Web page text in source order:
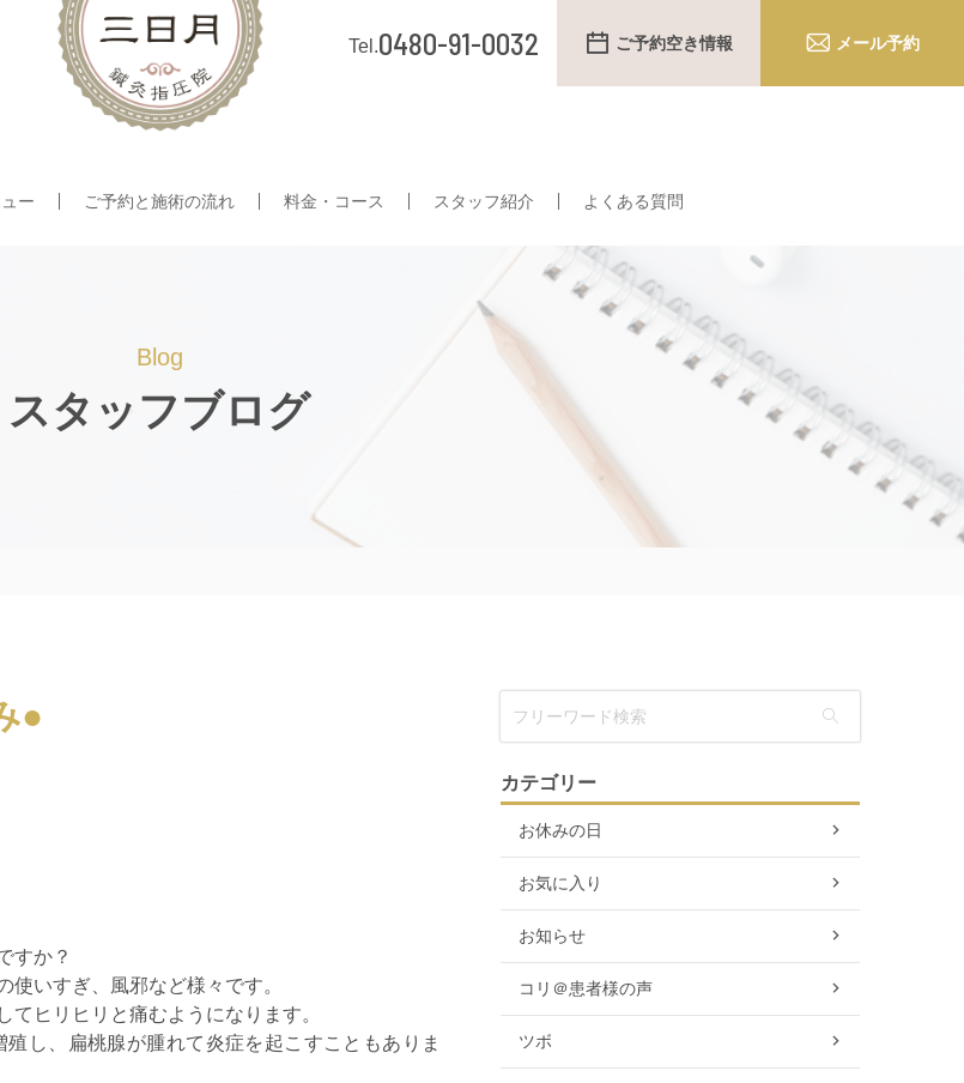
ー ご予約と施術の流れ 料金・コース スタッフ紹介 よくある質問
0480-91-0032 ご予約空き情報 メール予約
Blog
スタッフブログ
●
すか？
使いすぎ、風邪など様々です。
ヒリヒリと痛むようになります。
し、扁桃腺が腫れて炎症を起こすこともありま
カテゴリー
お休みの日
お気に入り
お知らせ
コリ＠患者様の声
ツボ